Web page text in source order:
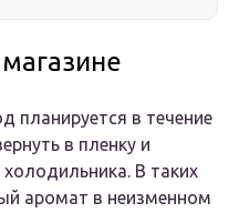
планируется в течение
в пленку и
В таких
аромат в неизменном